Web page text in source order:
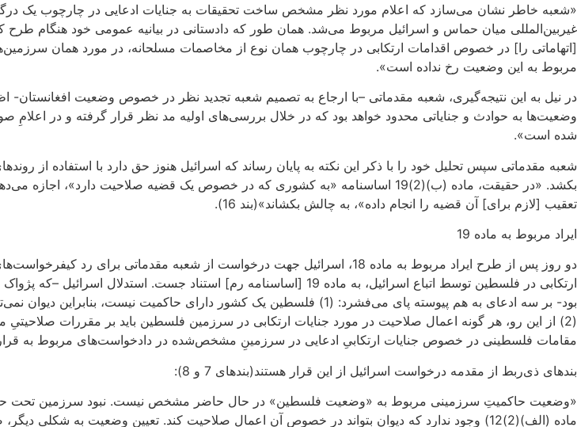
«شعبه خاطر نشان می‌سازد که اعلام مورد نظر مشخص ساخت تحقیقات به جنایات ادعایی در چارچوب یک
غیربین‌المللی میان حماس و اسرائیل مربوط می‌شد. همان طور که دادستانی در بیانیه عمومی خود هنگام
[اتهاماتی را] در خصوص اقدامات ارتکابی در چارچوب همان نوع از مخاصمات مسلحانه، در مورد همان
مربوط به این وضعیت رخ نداده است».
در نیل به این نتیجه‌گیری، شعبه مقدماتی –با ارجاع به تصمیم شعبه تجدید نظر در خصوص وضعیت افغانستان-
شده است».
شعبه مقدماتی سپس تحلیل خود را با ذکر این نکته به پایان رساند که اسرائیل هنوز حق دارد با استفاده از
بکشد. «در حقیقت، ماده (ب)(2)19 اساسنامه «به کشوری که در خصوص یک قضیه صلاحیت
تعقیب [لازم برای] آن قضیه را انجام داده»، به چالش بکشاند»(بند 16).
ایراد مربوط به ماده 19
دو روز پس از طرح ایراد مربوط به ماده 18، اسرائیل جهت درخواست از شعبه
ارتکابی در فلسطین توسط اتباع اسرائیل، به ماده 19 [اساسنامه رم] استناد
بود- بر سه ادعای به هم پیوسته پای می‌فشرد: (1) فلسطین یک کشور دارای
مقامات فلسطینی در خصوص جنایات ارتکابیِ ادعایی در سرزمینِ مشخص‌شده در دادخواست‌های مربوط به قرار
بندهای ذی‌ربط از مقدمه درخواست اسرائیل از این قرار هستند(بندهای 7 و 8):
«وضعیت حاکمیتِ سرزمینی مربوط به «وضعیت فلسطین» در حال حاضر مشخص نیست. نبود سرزمین تحت
ماده (الف)(2)12) وجود ندارد که دیوان بتواند در خصوص آن اعمال صلاحیت کند. تعیین وضعیت